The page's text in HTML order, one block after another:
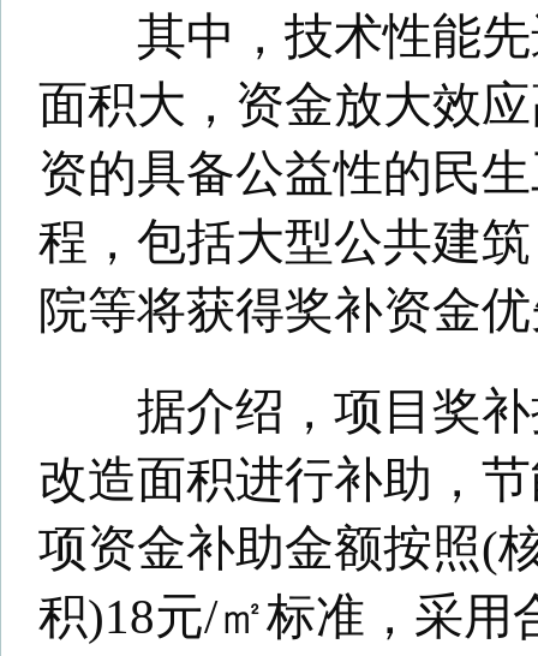
项目补助金额另加2元/㎡，为
率介于10%-15%的节能改造项
助标准基础上扣减25%的专项
个节能改造项目奖补金额上限
此外，节能率高于20%，且
显，示范意义大的，根据补助
金。而节能改造项目因非不可
申请书承诺的建设周期内竣工
月底前竣工的，扣减25%的专
按照“谁投资，谁受益”的原
位应为建筑物所有权人或其授